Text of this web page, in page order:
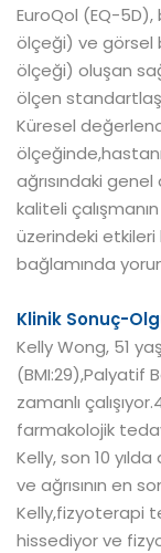
EuroQol (EQ-5D),
ölçeği) ve görsel
ölçeği) oluşan
ölçen
Küresel
ağrısındaki genel
kaliteli
üzerindeki
bağlamında
Klinik Sonuç-
Kelly Wong, 51
(BMI:29),Palyatif
zamanlı
farmakolojik
Kelly, son 10 yılda
ve ağrısının en
Kelly,fizyoterapi
hissediyor ve